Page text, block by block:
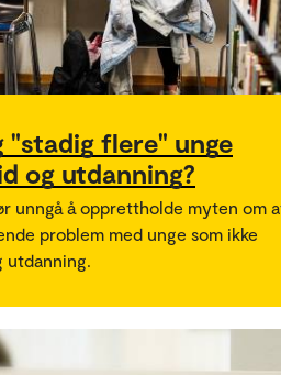
"stadig flere" unge
og utdanning?
unngå å opprettholde myten om
problem med unge som ikke
utdanning.